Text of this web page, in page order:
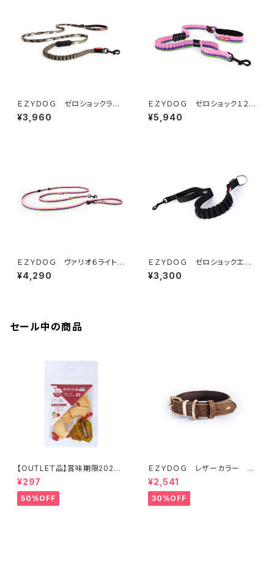
ＥＺＹＤＯＧ ゼロショックライト
１２０ｃｍ（全7色）
¥3,960
ＥＺＹＤＯＧ ゼロショック１２０
ｃｍ（全7色）
¥5,940
ＥＺＹＤＯＧ ヴァリオ６ライト
(全6色)
¥4,290
ＥＺＹＤＯＧ ゼロショックエク
ステンション (全2色)
¥3,300
セール中の商品
【OUTLET品】賞味期限2026
年10月22日【犬用おやつ】やわ
ふる クコの実エキスをスプレ
ーしたリンゴ＆キウイスライスカ
ット 10g
¥297
50%OFF
ＥＺＹＤＯＧ レザーカラー M
(全2色)
¥2,541
30%OFF